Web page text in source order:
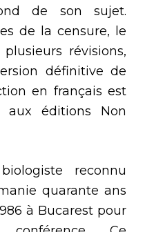
de son sujet.
de la censure, le
révisions,
définitive de
en français est
aux éditions Non
reconnu
quarante ans
à Bucarest pour